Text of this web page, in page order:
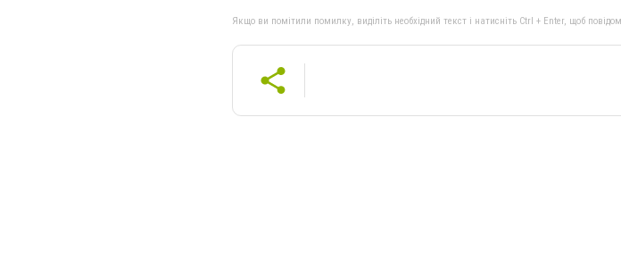
Якщо ви помітили помилку, виділіть необхідний текст і натисніть Ctrl + Enter, щоб